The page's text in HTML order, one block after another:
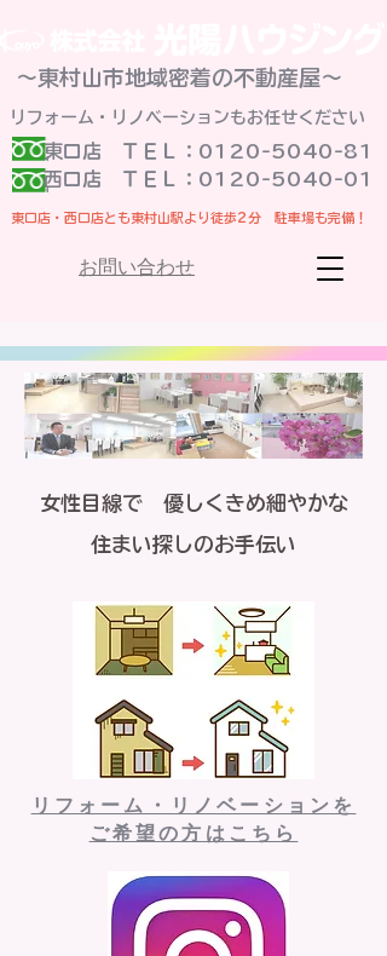
お問い合わせ
～東村山市地域密着の不動産屋～
東口店 ＴＥＬ：0120-5040-81
​西口店 ＴＥＬ：0120-5040-01
リフォーム・リノベーションもお任せください
東口店・西口店とも東村山駅より徒歩2分 駐車場も完備！
​女性目線で 優しくきめ細やかな
住まい探しのお手伝い
リフォーム・リノベーションを
ご希望の方はこちら